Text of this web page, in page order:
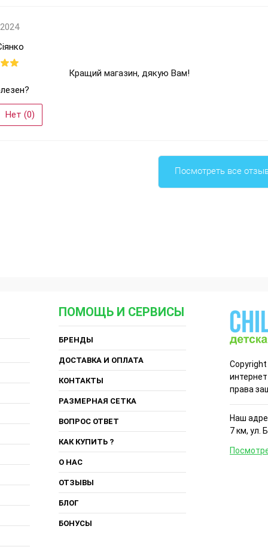
Нет (0)
Кращий магазин, дякую Вам!
Посмотреть все
ПОМОЩЬ И СЕРВИСЫ
БРЕНДЫ
ДОСТАВКА И ОПЛАТА
КОНТАКТЫ
РАЗМЕРНАЯ СЕТКА
ВОПРОС ОТВЕТ
КАК КУПИТЬ ?
О НАС
ОТЗЫВЫ
БЛОГ
БОНУСЫ
права
Наш
7 км, ул.